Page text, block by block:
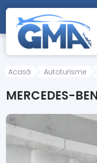
Mergi direct la conținutul
Acasă Autoturisme
MERCEDES-